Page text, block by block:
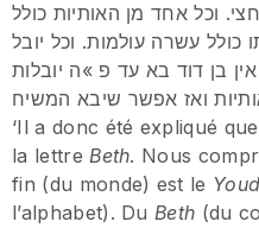
וכל אחד מן האותיות כולל
כולל עשרה עולמות. וכל יובל
בן דוד בא עד פ »ה יובלות
‘Il a donc été expliqué
la lettreBeth. Nous
fin (du monde) est le Youd
l’alphabet). DuBeth (du